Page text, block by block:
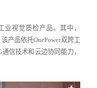
视觉质检产品。其中，
产品依托OnePower双跨工
信技术和云边协同能力，